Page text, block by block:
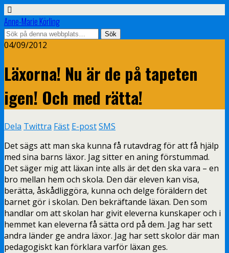
Anne-Marie Körling
04/09/2012
Läxorna! Nu är de på tapeten
igen! Och med rätta!
Dela Twittra Fäst E-postSMS
Det sägs att man ska kunna få rutavdrag för att få hjälp
med sina barns läxor. Jag sitter en aning förstummad.
Det säger mig att läxan inte alls är det den ska vara – en
bro mellan hem och skola. Den där eleven kan visa,
berätta, åskådliggöra, kunna och delge föräldern det
barnet gör i skolan. Den bekräftande läxan. Den som
handlar om att skolan har givit eleverna kunskaper och i
hemmet kan eleverna få sätta ord på dem. Jag har sett
andra länder ge andra läxor. Jag har sett skolor där man
pedagogiskt kan förklara varför läxan ges.